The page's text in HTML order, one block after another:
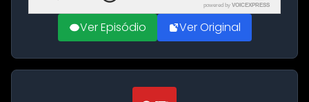
powered by VOICEXPRESS
Ver Episódio Ver Original